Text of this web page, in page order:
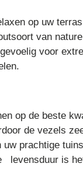
op uw
van
voor
op de beste
de vezels
prachtige
is